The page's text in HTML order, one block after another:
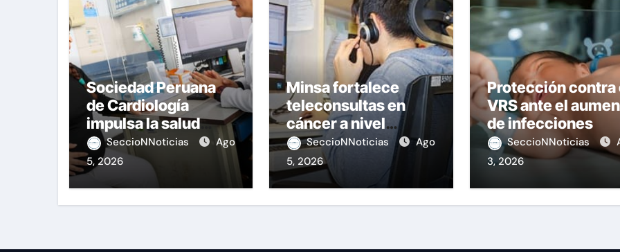
Sociedad Peruana
de Cardiología
impulsa la salud
materna
SeccioNNoticias
Ago
5, 2026
Minsa fortalece
teleconsultas en
cáncer a nivel
nacional
SeccioNNoticias
Ago
5, 2026
Protección contra
VRS ante el
de infecciones
SeccioNNoticias
3, 2026